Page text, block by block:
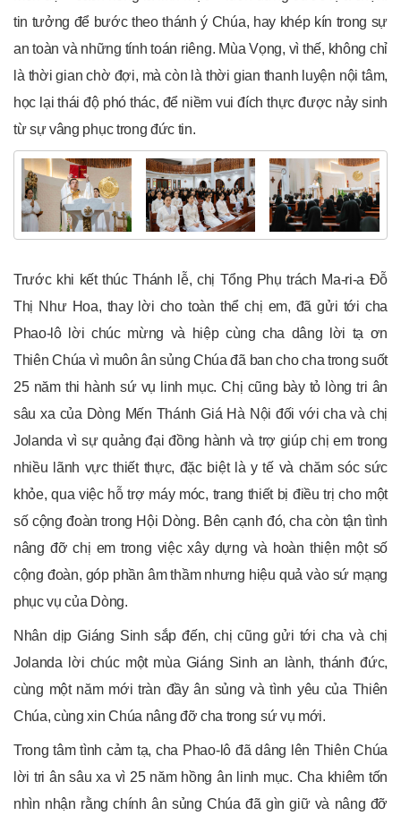
tin tưởng để bước theo thánh ý Chúa, hay khép kín trong sự
an toàn và những tính toán riêng. Mùa Vọng, vì thế, không chỉ
là thời gian chờ đợi, mà còn là thời gian thanh luyện nội tâm,
học lại thái độ phó thác, để niềm vui đích thực được nảy sinh
từ sự vâng phục trong đức tin.
Trước khi kết thúc Thánh lễ, chị Tổng Phụ trách Ma-ri-a Đỗ
Thị Như Hoa, thay lời cho toàn thể chị em, đã gửi tới cha
Phao-lô lời chúc mừng và hiệp cùng cha dâng lời tạ ơn
Thiên Chúa vì muôn ân sủng Chúa đã ban cho cha trong suốt
25 năm thi hành sứ vụ linh mục. Chị cũng bày tỏ lòng tri ân
sâu xa của Dòng Mến Thánh Giá Hà Nội đối với cha và chị
Jolanda vì sự quảng đại đồng hành và trợ giúp chị em trong
nhiều lãnh vực thiết thực, đặc biệt là y tế và chăm sóc sức
khỏe, qua việc hỗ trợ máy móc, trang thiết bị điều trị cho một
số cộng đoàn trong Hội Dòng. Bên cạnh đó, cha còn tận tình
nâng đỡ chị em trong việc xây dựng và hoàn thiện một số
cộng đoàn, góp phần âm thầm nhưng hiệu quả vào sứ mạng
phục vụ của Dòng.
Nhân dịp Giáng Sinh sắp đến, chị cũng gửi tới cha và chị
Jolanda lời chúc một mùa Giáng Sinh an lành, thánh đức,
cùng một năm mới tràn đầy ân sủng và tình yêu của Thiên
Chúa, cùng xin Chúa nâng đỡ cha trong sứ vụ mới.
Trong tâm tình cảm tạ, cha Phao-lô đã dâng lên Thiên Chúa
lời tri ân sâu xa vì 25 năm hồng ân linh mục. Cha khiêm tốn
nhìn nhận rằng chính ân sủng Chúa đã gìn giữ và nâng đỡ